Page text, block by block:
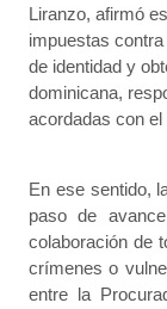
Liranzo, afirmó
impuestas
de identidad y
dominicana,
acordadas con
En ese sentido,
paso de
colaboración de
crímenes o
entre la